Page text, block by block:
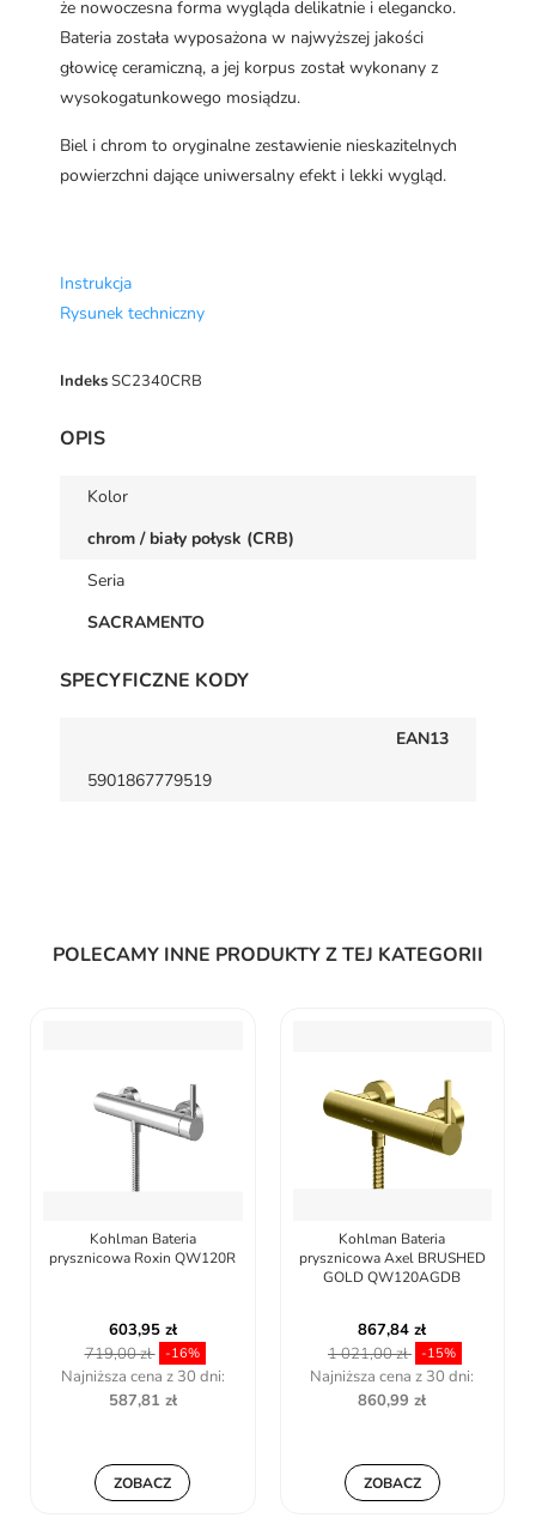
że nowoczesna forma wygląda delikatnie i elegancko.
Bateria została wyposażona w najwyższej jakości
głowicę ceramiczną, a jej korpus został wykonany z
wysokogatunkowego mosiądzu.
Biel i chrom to oryginalne zestawienie nieskazitelnych
powierzchni dające uniwersalny efekt i lekki wygląd.
Instrukcja
Rysunek techniczny
IndeksSC2340CRB
OPIS
Kolor
chrom / biały połysk (CRB)
Seria
SACRAMENTO
SPECYFICZNE KODY
EAN13
5901867779519
POLECAMY INNE PRODUKTY Z TEJ KATEGORII
Kohlman Bateria
prysznicowa Axel BRUSHED
867,84 zł
1 021,00 zł -15%
Najniższa cena z 30 dni:
860,99 zł
ZOBACZ
Rea ZESTAW
NATRYSKOWY FAREL
BIAŁY REA-P0353
1 243,49 zł
ZOBACZ